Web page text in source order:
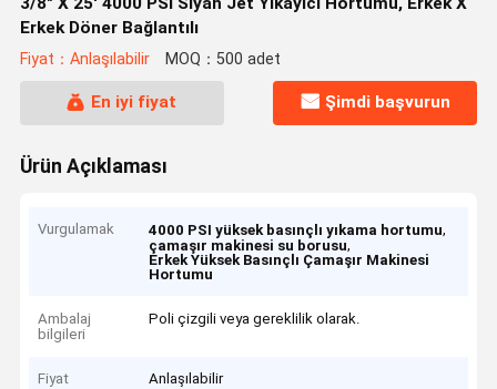
Erkek Döner Bağlantılı
Fiyat：Anlaşılabilir MOQ：500 adet
En iyi fiyat Şimdi başvurun
Ürün Açıklaması
Vurgulamak 4000 PSI yüksek basınçlı yıkama hortumu,
çamaşır makinesi su borusu,
Erkek Yüksek Basınçlı Çamaşır Makinesi
Hortumu
Ambalaj
bilgileri
Poli çizgili veya gereklilik olarak.
Fiyat Anlaşılabilir